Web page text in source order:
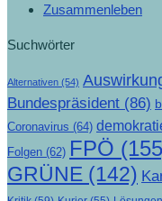
Zusammenleben
Suchwörter
Alternativen (54)
Bundespräsident (86)
Coronavirus (64)
Folgen (62) FPÖ
GRÜNE (142)